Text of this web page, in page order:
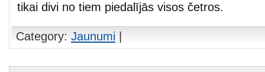
tikai divi no tiem piedalījās visos četros.
Category: Jaunumi